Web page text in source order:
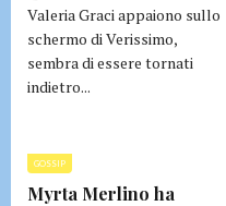
Valeria Graci appaiono sullo
schermo di Verissimo,
sembra di essere tornati
indietro...
GOSSIP
Myrta Merlino ha